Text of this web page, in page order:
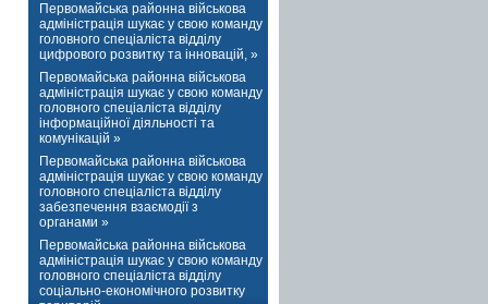
Первомайська районна військова
адміністрація шукає у свою команду
головного спеціаліста відділу
цифрового розвитку та інновацій, »
Первомайська районна військова
адміністрація шукає у свою команду
головного спеціаліста відділу
інформаційної діяльності та
комунікацій »
Первомайська районна військова
адміністрація шукає у свою команду
головного спеціаліста відділу
забезпечення взаємодії з
органами »
Первомайська районна військова
адміністрація шукає у свою команду
головного спеціаліста відділу
соціально-економічного розвитку